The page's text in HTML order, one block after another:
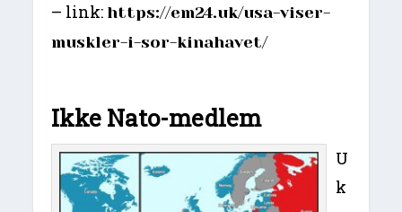
– link: https://em24.uk/usa-viser-
muskler-i-sor-kinahavet/
Ikke Nato-medlem
U
k